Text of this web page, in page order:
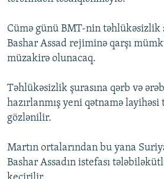
Cümə günü BMT-nin təhlükəsizlik
Bashar Assad rejiminə qarşı
müzakirə olunacaq.
Təhlükəsizlik şurasına qərb və
hazırlanmış yeni qətnamə
gözlənilir.
Martın ortalarından bu yana
Bashar Assadın istefası